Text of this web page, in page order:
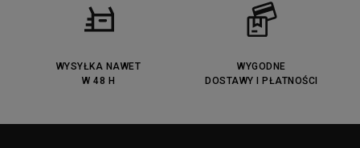
WYSYŁKA NAWET
W 48 H
WYGODNE
DOSTAWY I PŁATNOŚCI